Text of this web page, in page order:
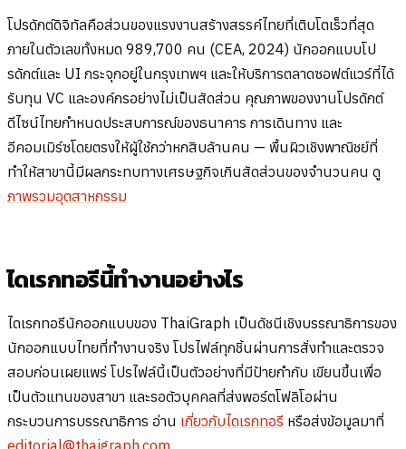
โปรดักต์ดิจิทัลคือส่วนของแรงงานสร้างสรรค์ไทยที่เติบโตเร็วที่สุด
ภายในตัวเลขทั้งหมด 989,700 คน (CEA, 2024) นักออกแบบโป
รดักต์และ UI กระจุกอยู่ในกรุงเทพฯ และให้บริการตลาดซอฟต์แวร์ที่ได้
รับทุน VC และองค์กรอย่างไม่เป็นสัดส่วน คุณภาพของงานโปรดักต์
ดีไซน์ไทยกำหนดประสบการณ์ของธนาคาร การเดินทาง และ
อีคอมเมิร์ซโดยตรงให้ผู้ใช้กว่าหกสิบล้านคน — พื้นผิวเชิงพาณิชย์ที่
ทำให้สาขานี้มีผลกระทบทางเศรษฐกิจเกินสัดส่วนของจำนวนคน ดู
ภาพรวมอุตสาหกรรม
ไดเรกทอรีนี้ทำงานอย่างไร
ไดเรกทอรีนักออกแบบของ ThaiGraph เป็นดัชนีเชิงบรรณาธิการของ
นักออกแบบไทยที่ทำงานจริง โปรไฟล์ทุกชิ้นผ่านการสั่งทำและตรวจ
สอบก่อนเผยแพร่ โปรไฟล์นี้เป็นตัวอย่างที่มีป้ายกำกับ เขียนขึ้นเพื่อ
เป็นตัวแทนของสาขา และรอตัวบุคคลที่ส่งพอร์ตโฟลิโอผ่าน
กระบวนการบรรณาธิการ อ่าน เกี่ยวกับไดเรกทอรี หรือส่งข้อมูลมาที่